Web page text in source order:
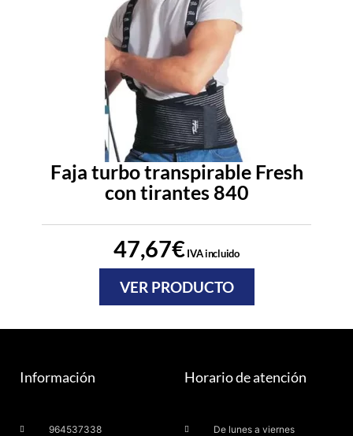
Faja turbo transpirable Fresh
con tirantes 840
47,67€IVA incluido
VER PRODUCTO
Información
964537338
Horario de atención
De lunes a viernes